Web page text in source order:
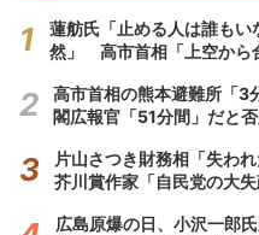
蓮舫氏「止める人は誰も
然」 高市首相「上空から
高市首相の熊本避難所「
閣広報官「51分間」だと
片山さつき財務相「失わ
芥川賞作家「自民党の大失
広島原爆の日、小沢一郎